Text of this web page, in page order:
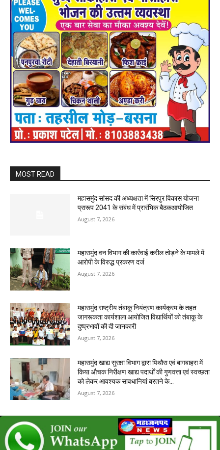
MOST READ
महासमुंद सांसद की अध्यक्षता में सिरपुर विकास योजना
प्रारूप 2041 के संबंध में प्रारंभिक बैठकआयोजित
August 7, 2026
महासमुंद वन विभाग की कार्रवाई करील तोड़ने के मामले में
आरोपी के विरुद्ध प्रकरण दर्ज
August 7, 2026
महासमुंद राष्ट्रीय तंबाकू नियंत्रण कार्यक्रम के तहत
जागरूकता कार्यशाला आयोजित विद्यार्थियों को तंबाकू के
दुष्प्रभावों की दी जानकारी
August 7, 2026
महासमुंद खाद्य सुरक्षा विभाग द्वारा पिथौरा एवं बागबाहरा में
किया औचक निरीक्षण खाद्य पदार्थों की गुणवत्ता एवं स्वच्छता
को लेकर आवश्यक सावधानियां बरतने के...
August 7, 2026